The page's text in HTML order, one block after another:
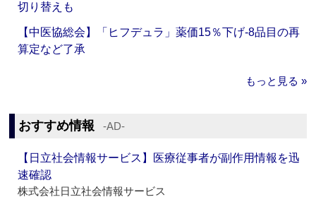
切り替えも
【中医協総会】「ヒフデュラ」薬価15％下げ‐8品目の再
算定など了承
もっと見る »
おすすめ情報 ‐AD‐
【日立社会情報サービス】医療従事者が副作用情報を迅
速確認
株式会社日立社会情報サービス